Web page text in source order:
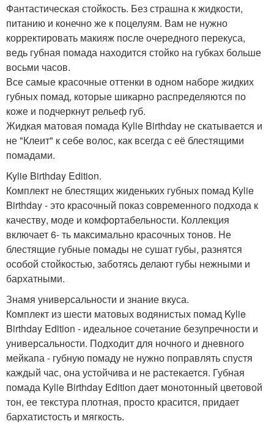
Фантастическая стойкость. Без страшна к жидкости,
питанию и конечно же к поцелуям. Вам не нужно
корректировать макияж после очередного перекуса,
ведь губная помада находится стойко на губках больше
восьми часов.
Все самые красочные оттенки в одном наборе жидких
губных помад, которые шикарно распределяются по
коже и подчеркнут рельеф губ.
Жидкая матовая помада Kylie Birthday не скатывается и
не "Клеит" к себе волос, как всегда с её блестящими
помадами.
Kylie Birthday Edition.
Комплект не блестящих жиденьких губных помад Kylie
Birthday - это красочный показ современного подхода к
качеству, моде и комфортабельности. Коллекция
включает 6- ть максимально красочных тонов. Не
блестящие губные помады не сушат губы, разнятся
особой стойкостью, заботясь делают губы нежными и
бархатными.
Знамя универсальности и знание вкуса.
Комплект из шести матовых водянистых помад Kylie
Birthday Edition - идеальное сочетание безупречности и
универсальности. Подходит для ночного и дневного
мейкапа - губную помаду не нужно поправлять спустя
каждый час, она устойчива и не растекается. Губная
помада Kylie Birthday Edition дает монотонный цветовой
тон, ее текстура плотная, просто красится, придает
бархатистость и мягкость.